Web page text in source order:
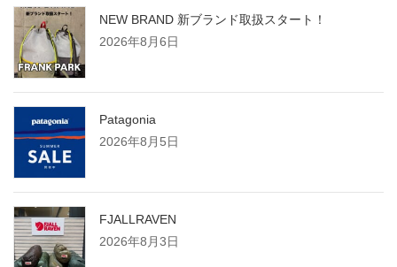
NEW BRAND 新ブランド取扱スタート！
2026年8月6日
Patagonia
2026年8月5日
FJALLRAVEN
2026年8月3日